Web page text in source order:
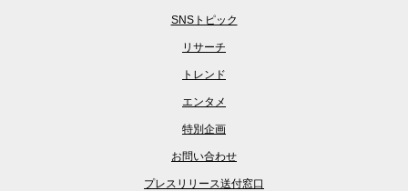
SNSトピック
リサーチ
トレンド
エンタメ
特別企画
お問い合わせ
プレスリリース送付窓口